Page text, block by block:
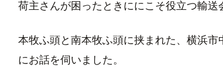
荷主さんが困ったときににこそ役立つ輸送
本牧ふ頭と南本牧ふ頭に挟まれた、横浜
にお話を伺いました。